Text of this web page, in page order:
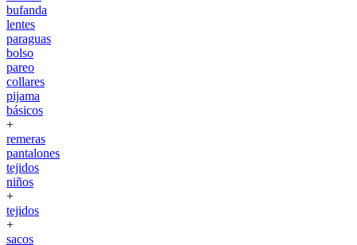
bufanda
lentes
paraguas
bolso
pareo
collares
pijama
básicos
+
remeras
pantalones
tejidos
niños
+
tejidos
+
sacos